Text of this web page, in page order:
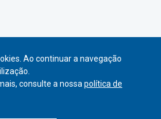
Ao continuar a navegação
consulte a nossapolítica de